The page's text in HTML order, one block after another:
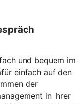
und bequem im
einfach auf den
der
in Ihrer